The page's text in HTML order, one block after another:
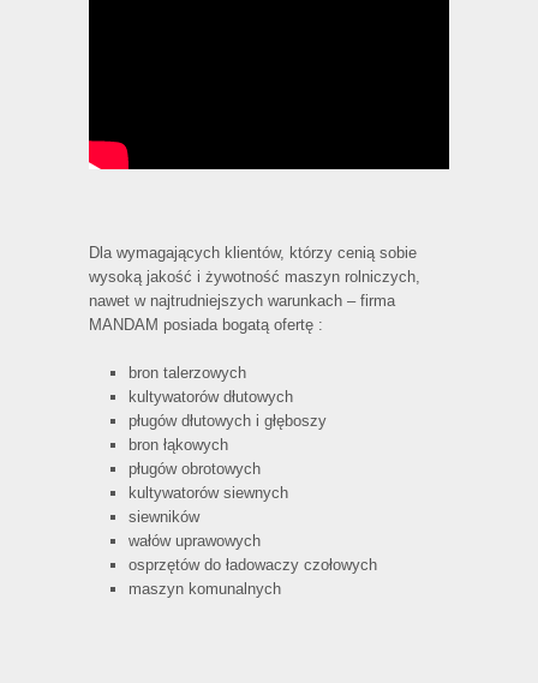
Dla wymagających klientów, którzy cenią sobie
wysoką jakość i żywotność maszyn rolniczych,
nawet w najtrudniejszych warunkach – firma
MANDAM posiada bogatą ofertę :
bron talerzowych
kultywatorów dłutowych
pługów dłutowych i głęboszy
bron łąkowych
pługów obrotowych
kultywatorów siewnych
siewników
wałów uprawowych
osprzętów do ładowaczy czołowych
maszyn komunalnych